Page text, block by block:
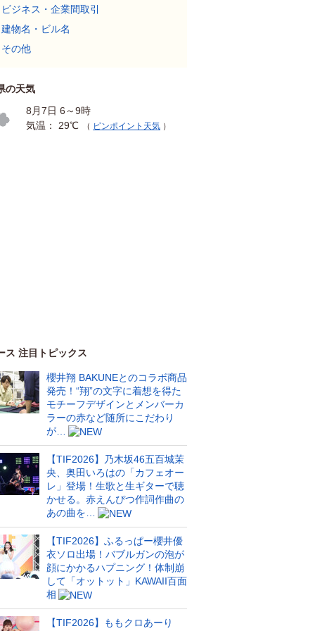
ビジネス・企業間取引
建物名・ビル名
その他
の天気
8月7日 6～9時
気温： 29℃
（ ピンポイント天気 ）
ス 注目トピックス
櫻井翔 BAKUNEとのコラボ商品
発売！“翔”の文字に着想を得た
モチーフデザインとメンバーカ
ラーの赤など随所にこだわり
が…
【TIF2026】乃木坂46五百城茉
央、奥田いろはの「カフェオー
レ」登場！生歌と生ギターで聴
かせる。赤えんぴつ作詞作曲の
あの曲を…
【TIF2026】ふるっぱー櫻井優
衣ソロ出場！バブルガンの泡が
顔にかかるハプニング！体制崩
して「オットット」KAWAII百面
相
【TIF2026】ももクロあーり